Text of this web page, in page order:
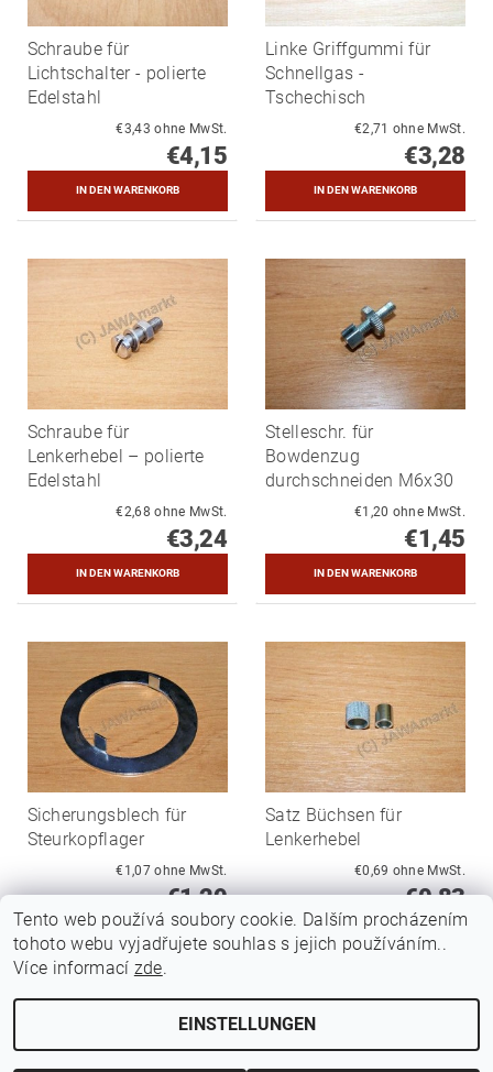
Schraube für
Lichtschalter - polierte
Edelstahl
€3,43 ohne MwSt.
€4,15
Linke Griffgummi für
Schnellgas -
Tschechisch
€2,71 ohne MwSt.
€3,28
Schraube für
Lenkerhebel – polierte
Edelstahl
€2,68 ohne MwSt.
€3,24
Stelleschr. für
Bowdenzug
durchschneiden M6x30
€1,20 ohne MwSt.
€1,45
Sicherungsblech für
Steurkopflager
€1,07 ohne MwSt.
€1,29
Satz Büchsen für
Lenkerhebel
€0,69 ohne MwSt.
€0,83
2026 ©Jawamarkt, alle Rechte vorbehalten.Cookie-Einstellungen ändern
Tento web používá soubory cookie. Dalším procházením
tohoto webu vyjadřujete souhlas s jejich používáním..
Více informací zde.
EINSTELLUNGEN